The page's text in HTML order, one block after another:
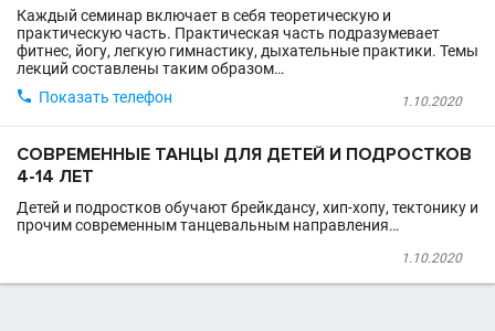
Каждый семинар включает в себя теоретическую и
практическую часть. Практическая часть подразумевает
фитнес, йогу, легкую гимнастику, дыхательные практики. Темы
лекций составлены таким образом…
1.10.2020
 Показать телефон
СОВРЕМЕННЫЕ ТАНЦЫ ДЛЯ ДЕТЕЙ И ПОДРОСТКОВ
4-14 ЛЕТ
Детей и подростков обучают брейкдансу, хип-хопу, тектонику и
прочим современным танцевальным направления…
1.10.2020